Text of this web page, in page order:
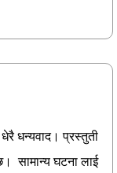
धन्यवाद। प्रस्तुती
सामान्य घटना लाई